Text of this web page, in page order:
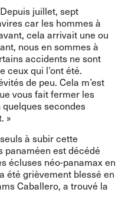
juillet, sept
car les hommes à
cela arrivait une ou
nous en sommes à
accidents ne sont
ceux qui l’ont été.
de peu. Cela m’est
vous fait fermer les
secondes
»
à subir cette
panaméen est décédé
écluses néo-panamax en
été grièvement blessé en
Caballero, a trouvé la